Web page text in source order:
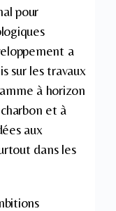
pour
a
sur les travaux
à horizon
et à
aux
dans les